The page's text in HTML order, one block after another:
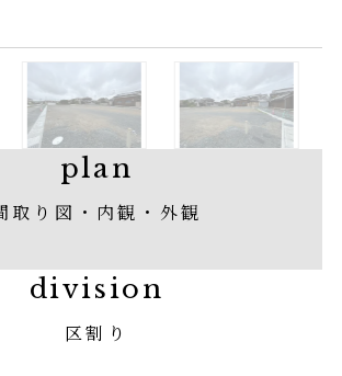
plan
取り図・内観・外観
division
区割り